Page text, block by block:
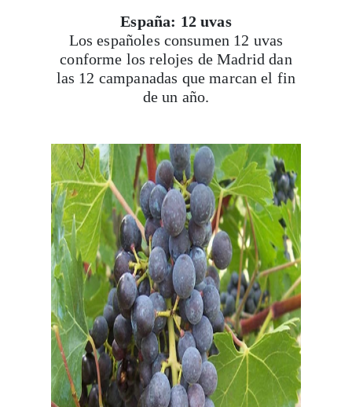
España: 12 uvas
Los españoles consumen 12 uvas
conforme los relojes de Madrid dan
las 12 campanadas que marcan el fin
de un año.
itinerarios, tips de insider y las guías más
Suscribirme